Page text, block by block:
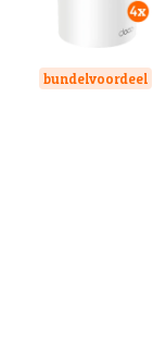
bundelvoordeel
Beoordeling is 9,1